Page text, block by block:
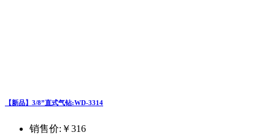
【新品】3/8”直式气钻:WD-3314
销售价: ￥316